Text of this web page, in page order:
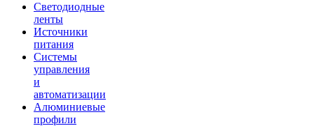
Светодиодные
ленты
Источники
питания
Системы
управления
и
автоматизации
Алюминиевые
профили